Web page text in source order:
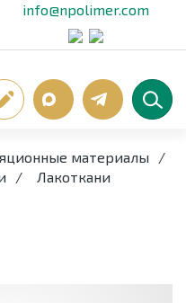
info@npolimer.com
материалы
/
/ Лакоткани